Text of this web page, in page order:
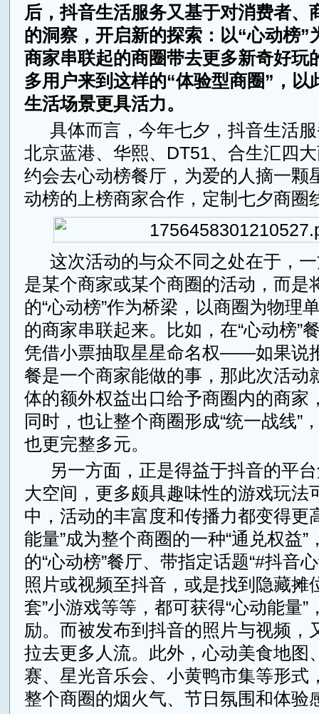
后，抖音生活服务又基于对消费者、
的洞察，开启新的探索：以“心动榜”
商家串联起的商圈带去更多新奇好玩
多用户来到这样的“体验型商圈”，以
生活场景更具活力。
具体而言，今年七夕，抖音生活服
北京蓝港、华熙、DT51、合生汇四
约会去心动榜餐厅，为爱的人摘一颗
动榜的上榜商家合作，定制七夕商圈
这次活动的与众不同之处在于，
是某个商家或某个商圈的活动，而是
的“心动榜”作为桥梁，以商圈为物理
的商家串联起来。比如，在“心动榜”
凭借小票抽取星星命名权——如果说
餐是一个商家能做的事，那此次活动
体的额外权益出口给予商圈内的商家
同时，也让整个商圈形成“统一战线”
也更完整多元。
另一方面，正是得益于抖音的平
大空间，更多颇具趣味性的游戏玩法
中，活动的丰富度和传播力都变得更
能量”成为整个商圈的一种“通兑权益”
的“心动榜”餐厅、带指定话题“#抖音
照片或视频至抖音，或是找到隐藏摊
套”小游戏等等，都可获得“心动能量”
励。而被发布到抖音的照片与视频，
拉去更多人流。此外，心动美食地图
赛、星光音乐会、小黄鸭市集等形式
整个商圈的烟火气、节日氛围和体验